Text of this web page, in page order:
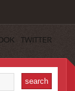
TWITTER